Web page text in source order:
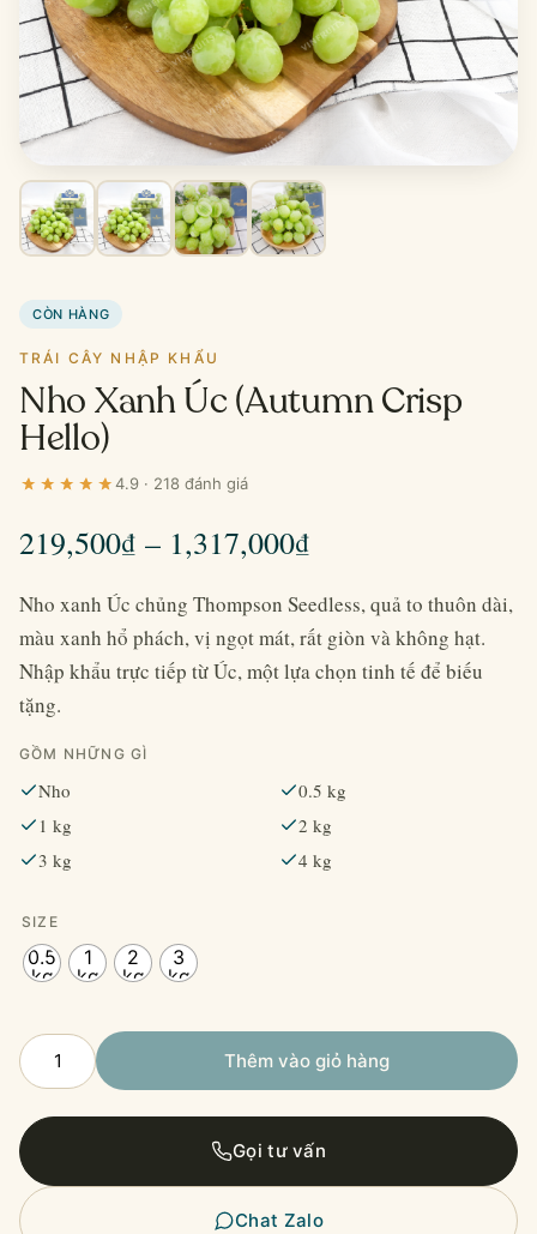
CÒN HÀNG
TRÁI CÂY NHẬP KHẨU
Nho Xanh Úc (Autumn Crisp
Hello)
4.9 · 218 đánh giá
219,500₫ – 1,317,000₫
giá:
từ
219,500₫
1,317,000₫
Nho xanh Úc chủng Thompson Seedless, quả to thuôn dài,
màu xanh hổ phách, vị ngọt mát, rất giòn và không hạt.
Nhập khẩu trực tiếp từ Úc, một lựa chọn tinh tế để biếu
tặng.
GỒM NHỮNG GÌ
Nho
0.5 kg
1 kg
2 kg
3 kg
4 kg
SIZE
0.5
kg
1
kg
2
kg
3
kg
Nho
Xanh
(Autumn
Crisp
Hello)
số
Thêm vào giỏ hàng
Gọi tư vấn
Chat Zalo